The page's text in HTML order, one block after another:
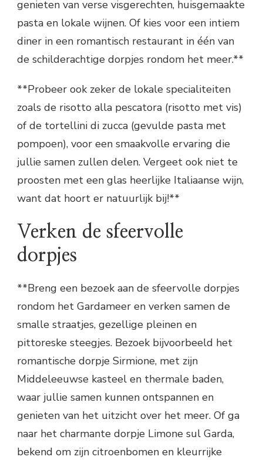
genieten van verse visgerechten, huisgemaakte
pasta en lokale wijnen. Of kies voor een intiem
diner in een romantisch restaurant in één van
de schilderachtige dorpjes rondom het meer.**
**Probeer ook zeker de lokale specialiteiten
zoals de risotto alla pescatora (risotto met vis)
of de tortellini di zucca (gevulde pasta met
pompoen), voor een smaakvolle ervaring die
jullie samen zullen delen. Vergeet ook niet te
proosten met een glas heerlijke Italiaanse wijn,
want dat hoort er natuurlijk bij!**
Verken de sfeervolle
dorpjes
**Breng een bezoek aan de sfeervolle dorpjes
rondom het Gardameer en verken samen de
smalle straatjes, gezellige pleinen en
pittoreske steegjes. Bezoek bijvoorbeeld het
romantische dorpje Sirmione, met zijn
Middeleeuwse kasteel en thermale baden,
waar jullie samen kunnen ontspannen en
genieten van het uitzicht over het meer. Of ga
naar het charmante dorpje Limone sul Garda,
bekend om zijn citroenbomen en kleurrijke